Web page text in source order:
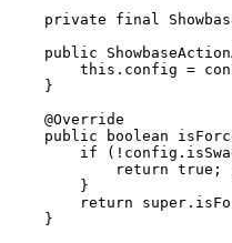
private final
public
this . config =
    }
    @Override
public boolean
if (! config
return true ;
        }
return super
    }